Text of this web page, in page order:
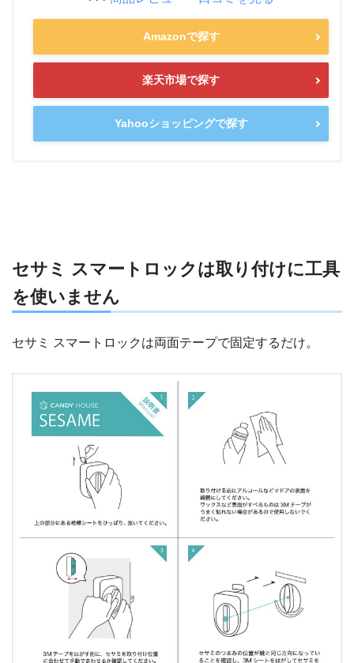
Amazonで探す
楽天市場で探す
Yahooショッピングで探す
セサミ スマートロックは取り付けに工具
を使いません
セサミ スマートロックは両面テープで固定するだけ。